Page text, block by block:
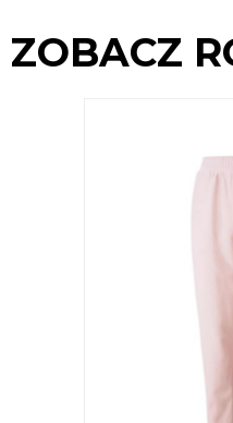
ZOBACZ